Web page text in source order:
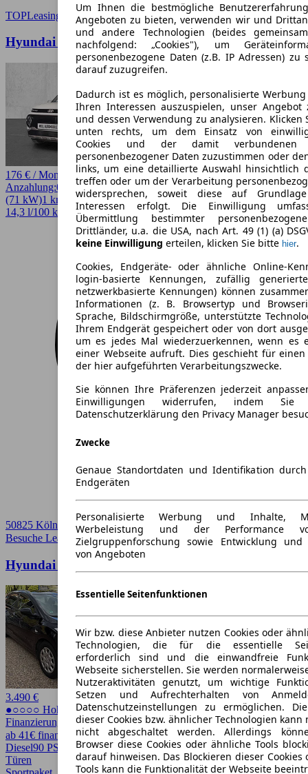
Um Ihnen die bestmögliche
Angeboten zu bieten, verwenden wir und
und andere Technologien (beides
nachfolgend: „Cookies"), um
personenbezogene Daten (z.B. IP Adressen) zu
darauf zuzugreifen.
Dadurch ist es möglich, personalisierte
Ihren Interessen auszuspielen, unser Angebot
und dessen Verwendung zu analysieren. Klicken
unten rechts, um dem Einsatz von
Cookies und der damit verbundenen
personenbezogener Daten zuzustimmen oder
links, um eine detaillierte Auswahl hinsichtlich
treffen oder um der Verarbeitung
widersprechen, soweit diese auf
Interessen erfolgt. Die Einwilligung
Übermittlung bestimmter
Drittländer, u.a. die USA, nach Art. 49 (1) (a)
keine Einwilligung erteilen, klicken Sie bitte hier.
Cookies, Endgeräte- oder ähnliche Online-
login-basierte Kennungen, zufällig
netzwerkbasierte Kennungen) können
Informationen (z. B. Browsertyp und
Sprache, Bildschirmgröße, unterstützte
Ihrem Endgerät gespeichert oder von dort
um es jedes Mal wiederzuerkennen, wenn es
einer Webseite aufruft. Dies geschieht für
der hier aufgeführten Verarbeitungszwecke.
Sie können Ihre Präferenzen jederzeit
Einwilligungen widerrufen, indem
Datenschutzerklärung den Privacy Manager
Zwecke
Genaue Standortdaten und Identifikation
Endgeräten
Personalisierte Werbung und Inhalte,
Werbeleistung und der Performance
Zielgruppenforschung sowie Entwicklung und
von Angeboten
Essentielle Seitenfunktionen
Wir bzw. diese Anbieter nutzen Cookies oder
Technologien, die für die essentielle
erforderlich sind und die einwandfreie
Webseite sicherstellen. Sie werden
Nutzeraktivitäten genutzt, um wichtige
Setzen und Aufrechterhalten von
Datenschutzeinstellungen zu ermöglichen.
dieser Cookies bzw. ähnlicher Technologien kann
nicht abgeschaltet werden. Allerdings
Browser diese Cookies oder ähnliche Tools
darauf hinweisen. Das Blockieren dieser
Tools kann die Funktionalität der Webseite
TOPLeasing
Hyundai INSTER (AX1)
176 € / Monat
Anzahlung:0,00 € Laufzeit:48 Monate km/Jahr:5.000Elektro97 PS
(71 kW)1 km EZ 08/2026 AutomatikKleinwagen4 Türen
14,3 l/100 km (komb.)* · 0 g/km CO2* · CO2-Klasse A
50825 Köln
Besuche Leasingmarkt➚
Hyundai i30 cw Classic / KLIMA *
3.490 €
●○○○○ Hoher Preis
Finanzierung möglich
ab 41€ finanzieren ↗
Diesel90 PS (66 kW)225.000 kmEZ 09/2013SchaltgetriebeKombi4
Türen